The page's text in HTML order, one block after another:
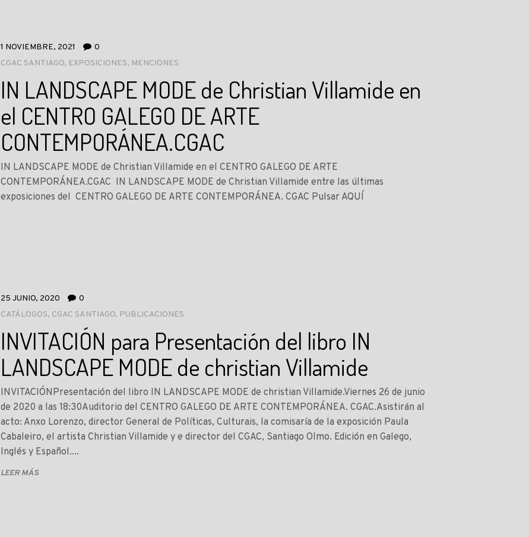
1 NOVIEMBRE, 2021
0
CGAC SANTIAGO, EXPOSICIONES, MENCIONES
IN LANDSCAPE MODE de Christian Villamide en
el CENTRO GALEGO DE ARTE
CONTEMPORÁNEA.CGAC
IN LANDSCAPE MODE de Christian Villamide en el CENTRO GALEGO DE ARTE
CONTEMPORÁNEA.CGAC IN LANDSCAPE MODE de Christian Villamide entre las últimas
exposiciones del CENTRO GALEGO DE ARTE CONTEMPORÁNEA. CGAC Pulsar AQUÍ
25 JUNIO, 2020
0
CATÁLOGOS, CGAC SANTIAGO, PUBLICACIONES
INVITACIÓN para Presentación del libro IN
LANDSCAPE MODE de christian Villamide
INVITACIÓNPresentación del libro IN LANDSCAPE MODE de christian Villamide.Viernes 26 de junio
de 2020 a las 18:30Auditorio del CENTRO GALEGO DE ARTE CONTEMPORÁNEA. CGAC.Asistirán al
acto: Anxo Lorenzo, director General de Políticas, Culturais, la comisaría de la exposición Paula
Cabaleiro, el artista Christian Villamide y e director del CGAC, Santiago Olmo. Edición en Galego,
Inglés y Español....
LEER MÁS